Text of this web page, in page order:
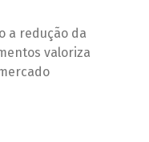
a redução da
valoriza